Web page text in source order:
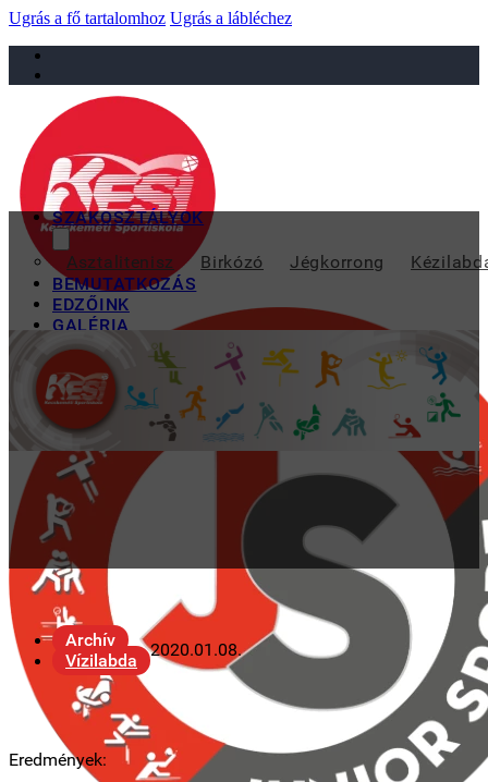
Ugrás a fő tartalomhoz Ugrás a lábléchez
sportiskola@juniorsportkft.hu
SZAKOSZTÁLYOK
Asztalitenisz Birkózó Jégkorrong
BEMUTATKOZÁS
EDZŐINK
GALÉRIA
TAO
KAPCSOLAT
Archív
Vízilabda
2020.01.08.
Eredmények: